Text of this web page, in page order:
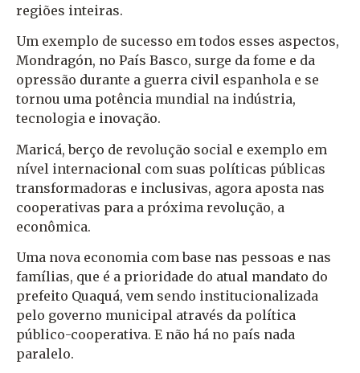
regiões inteiras.
Um exemplo de sucesso em todos esses aspectos,
Mondragón, no País Basco, surge da fome e da
opressão durante a guerra civil espanhola e se
tornou uma potência mundial na indústria,
tecnologia e inovação.
Maricá, berço de revolução social e exemplo em
nível internacional com suas políticas públicas
transformadoras e inclusivas, agora aposta nas
cooperativas para a próxima revolução, a
econômica.
Uma nova economia com base nas pessoas e nas
famílias, que é a prioridade do atual mandato do
prefeito Quaquá, vem sendo institucionalizada
pelo governo municipal através da política
público-cooperativa. E não há no país nada
paralelo.